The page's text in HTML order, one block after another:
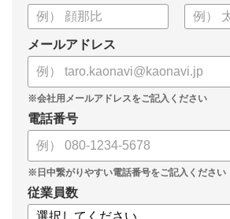
メールアドレス
電話番号
従業員数